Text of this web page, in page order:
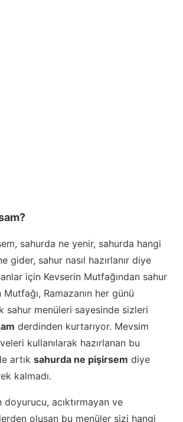
sahurda ne yenir, sahurda hangi
gider, sahur nasıl hazırlanır diye
için Kevserin Mutfağından sahur
Ramazanın her günü
sahur menüleri sayesinde sizleri
derdinden kurtarıyor. Mevsim
kullanılarak hazırlanan bu
artık sahurda ne pişirsem diye
kalmadı.
acıktırmayan ve
oluşan bu menüler sizi hangi